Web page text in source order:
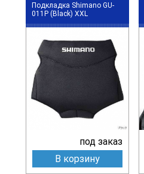
Подкладка Shimano GU-
011P (Black) XXL
под заказ
В корзину